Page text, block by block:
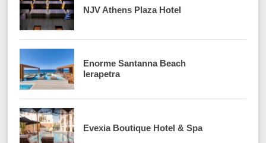
NJV Athens Plaza Hotel
Enorme Santanna Beach
Ierapetra
Evexia Boutique Hotel & Spa